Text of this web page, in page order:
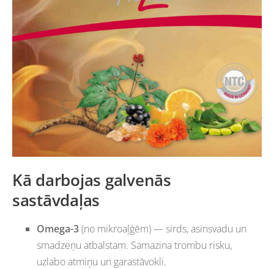
Kā darbojas galvenās
sastāvdaļas
Omega-3(no mikroaļģēm) — sirds, asinsvadu un
smadzeņu atbalstam. Samazina trombu risku,
uzlabo atmiņu un garastāvokli.